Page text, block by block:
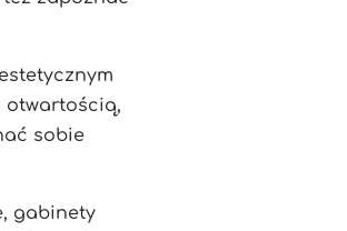
otwartością,
sobie
gabinety